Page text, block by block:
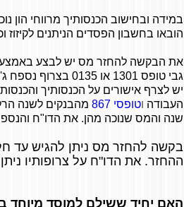
במידה ובחישוב הכנסותיך מרווחי
הובאו בחשבון הפסדים הניתנים לקיזוז
את הבקשה להחזר מס יש לבצע
גבי טופס 1301 או
העבודה וטופסי 867
מהבנקים לשנה
שנה והמס שנוכה מהן. את הדו"ח
בקשה להחזר מס ניתן להגיש עד
ההחזר. את הדו"ח על צרופותיו
האם יחיד ששילם למוסד מיוחד